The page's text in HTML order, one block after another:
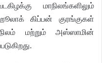
மாநிலங்களிலும்
கிப்பன் குரங்குகள்
மற்றும் அஸ்ஸாமின்